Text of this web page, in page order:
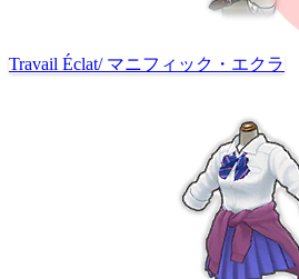
Travail Éclat/ マニフィック・エクラ